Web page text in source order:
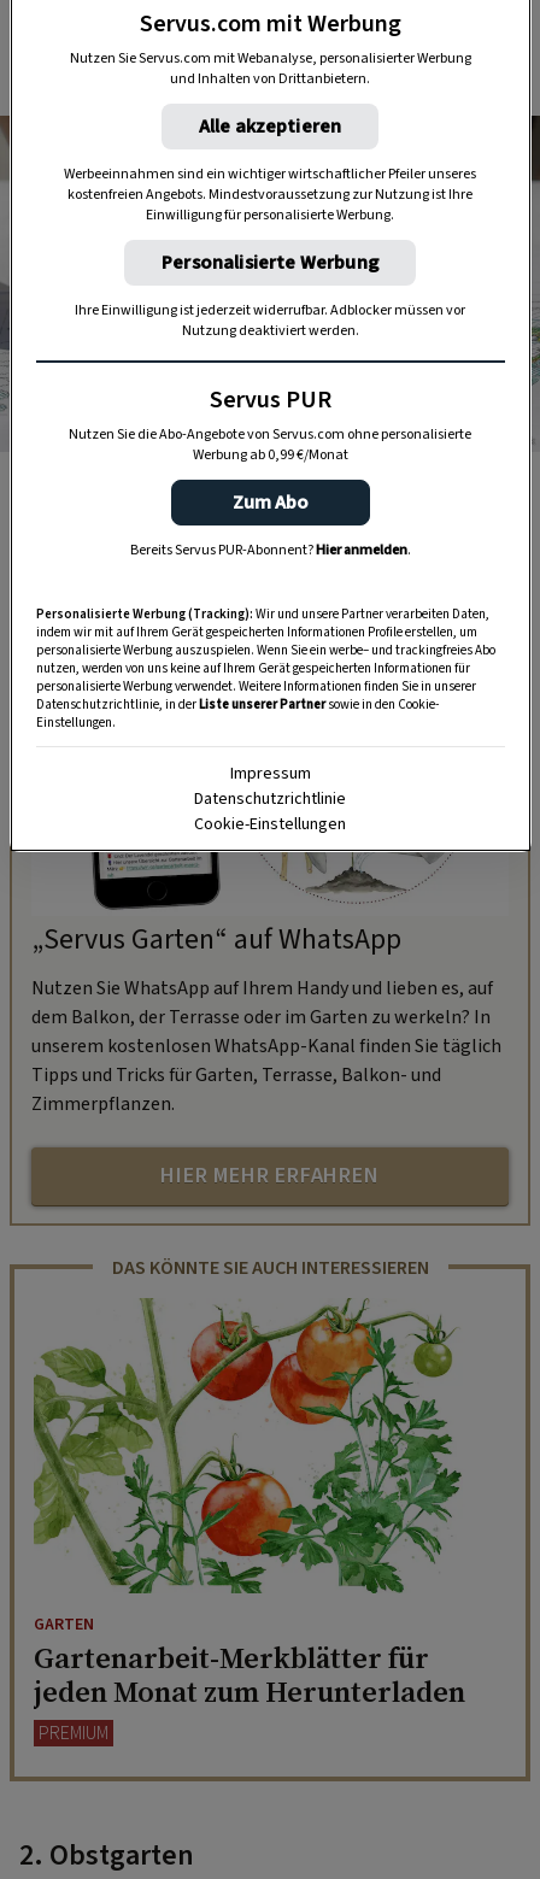
Foto: Thinkstock
Langsam können Sie sich schon darüber Gedanken
machen, was Sie heuer im Gemüsegarten anbauen
möchten und ausreichend Platz dafür einplanen.
„Servus Garten“ auf WhatsApp
Nutzen Sie WhatsApp auf Ihrem Handy und lieben es, auf
dem Balkon, der Terrasse oder im Garten zu werkeln? In
unserem kostenlosen WhatsApp-Kanal finden Sie täglich
Tipps und Tricks für Garten, Terrasse, Balkon- und
Zimmerpflanzen.
HIER MEHR ERFAHREN
DAS KÖNNTE SIE AUCH INTERESSIEREN
GARTEN
Gartenarbeit-Merkblätter für
jeden Monat zum Herunterladen
PREMIUM
2. Obstgarten
Servus.com mit Werbung
Nutzen Sie Servus.com mit Webanalyse, personalisierter Werbung
und Inhalten von Drittanbietern.
Alle akzeptieren
Werbeeinnahmen sind ein wichtiger wirtschaftlicher Pfeiler unseres
kostenfreien Angebots. Mindestvoraussetzung zur Nutzung ist Ihre
Einwilligung für personalisierte Werbung.
Personalisierte Werbung
Ihre Einwilligung ist jederzeit widerrufbar. Adblocker müssen vor
Nutzung deaktiviert werden.
Servus PUR
Nutzen Sie die Abo-Angebote von Servus.com ohne personalisierte
Werbung ab 0,99 €/Monat
Zum Abo
Bereits Servus PUR-Abonnent?Hier anmelden.
Personalisierte Werbung (Tracking): Wir und unsere Partner verarbeiten Daten,
indem wir mit auf Ihrem Gerät gespeicherten Informationen Profile erstellen, um
personalisierte Werbung auszuspielen. Wenn Sie ein werbe– und trackingfreies Abo
nutzen, werden von uns keine auf Ihrem Gerät gespeicherten Informationen für
personalisierte Werbung verwendet. Weitere Informationen finden Sie in unserer
Datenschutzrichtlinie, in derListe unserer Partnersowie in den Cookie-
Einstellungen.
Impressum
Datenschutzrichtlinie
Cookie-Einstellungen